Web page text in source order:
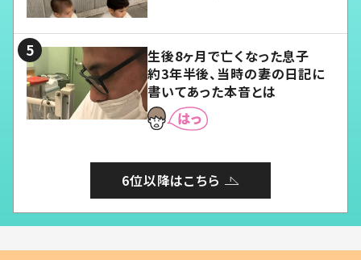
生後8ヶ月で亡くなった息子
約3年半後、当時の妻の日記に
書いてあった本音とは
6位以降はこちら